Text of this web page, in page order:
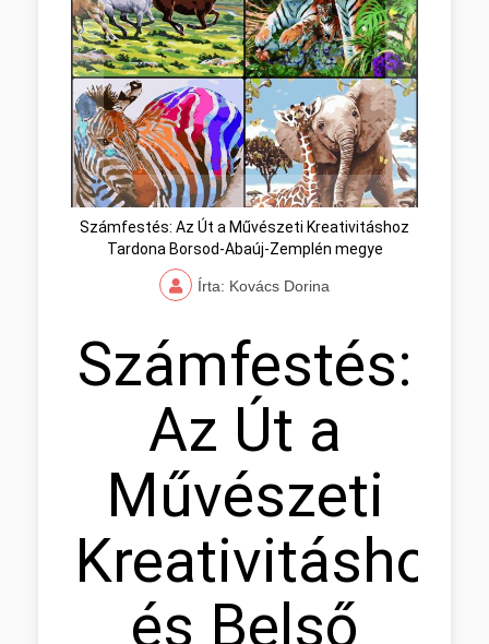
Számfestés: Az Út a Művészeti Kreativitáshoz
Tardona Borsod-Abaúj-Zemplén megye
Írta: Kovács Dorina
Számfestés:
Az Út a
Művészeti
Kreativitáshoz
és Belső